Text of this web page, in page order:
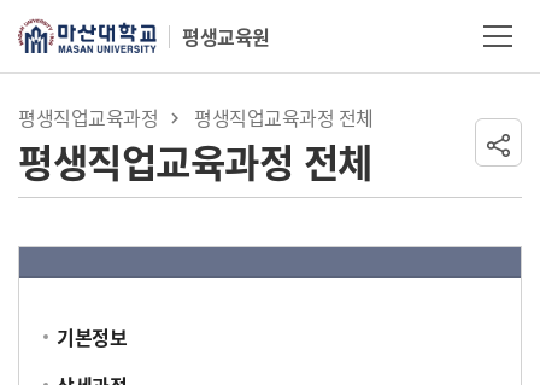
Skip Menu
마산대학교 평생교육원
평생직업교육과정 평생직업교육과정 전체
평생직업교육과정 전체
기본정보